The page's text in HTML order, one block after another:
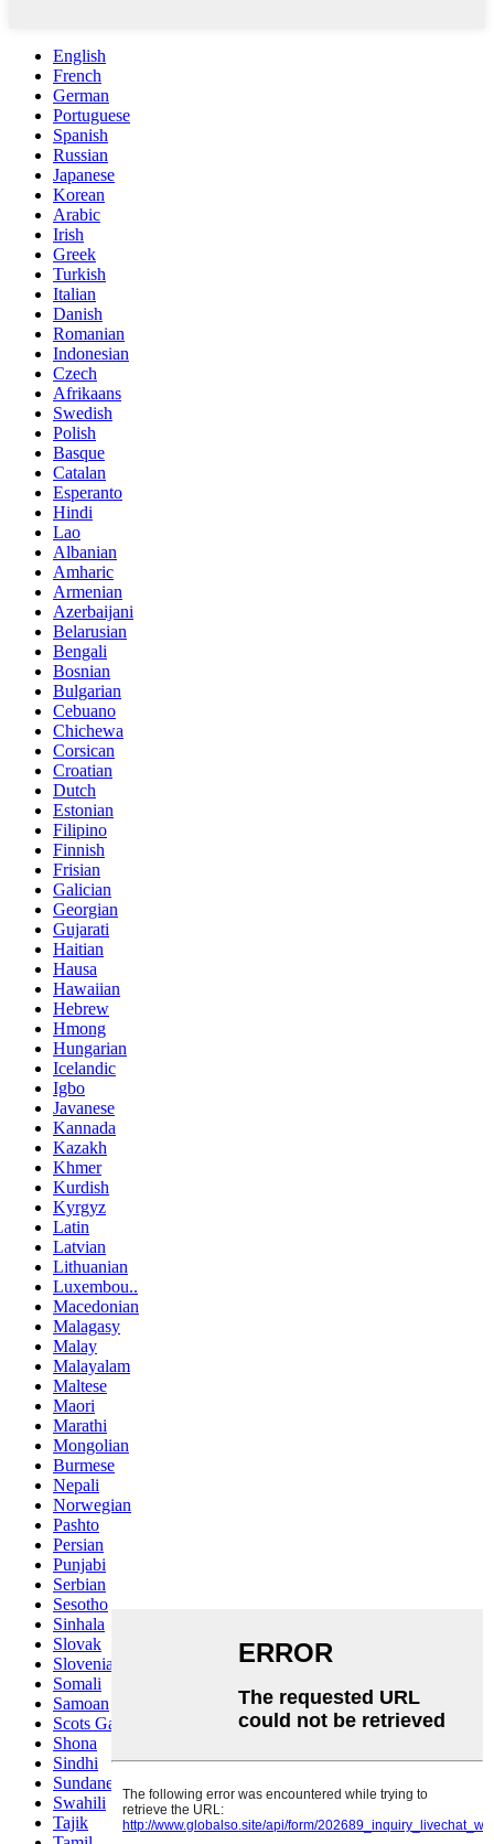
English
French
German
Portuguese
Spanish
Russian
Japanese
Korean
Arabic
Irish
Greek
Turkish
Italian
Danish
Romanian
Indonesian
Czech
Afrikaans
Swedish
Polish
Basque
Catalan
Esperanto
Hindi
Lao
Albanian
Amharic
Armenian
Azerbaijani
Belarusian
Bengali
Bosnian
Bulgarian
Cebuano
Chichewa
Corsican
Croatian
Dutch
Estonian
Filipino
Finnish
Frisian
Galician
Georgian
Gujarati
Haitian
Hausa
Hawaiian
Hebrew
Hmong
Hungarian
Icelandic
Igbo
Javanese
Kannada
Kazakh
Khmer
Kurdish
Kyrgyz
Latin
Latvian
Lithuanian
Luxembou..
Macedonian
Malagasy
Malay
Malayalam
Maltese
Maori
Marathi
Mongolian
Burmese
Nepali
Norwegian
Pashto
Persian
Punjabi
Serbian
Sesotho
Sinhala
Slovak
Slovenian
Somali
Samoan
Scots Gaelic
Shona
Sindhi
Sundanese
Swahili
Tajik